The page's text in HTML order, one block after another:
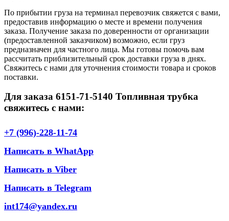
По прибытии груза на терминал перевозчик свяжется с вами,
предоставив информацию о месте и времени получения
заказа. Получение заказа по доверенности от организации
(предоставленной заказчиком) возможно, если груз
предназначен для частного лица. Мы готовы помочь вам
рассчитать приблизительный срок доставки груза в днях.
Свяжитесь с нами для уточнения стоимости товара и сроков
поставки.
Для заказа 6151-71-5140 Топливная трубка
свяжитесь с нами:
+7 (996)-228-11-74
Написать в WhatApp
Написать в Viber
Написать в Telegram
int174@yandex.ru